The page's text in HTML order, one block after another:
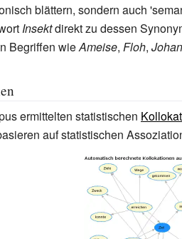
blättern, sondern auch
Insektdirekt zu dessen
Begriffen wieAmeise, Floh,
ermittelten statistischen
auf statistischen